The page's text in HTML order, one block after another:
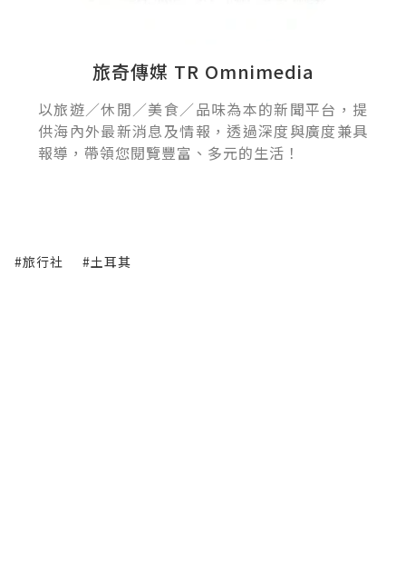
旅奇傳媒 TR Omnimedia
以旅遊／休閒／美食／品味為本的新聞平台，提
供海內外最新消息及情報，透過深度與廣度兼具
報導，帶領您閱覽豐富、多元的生活！
#旅行社 #土耳其